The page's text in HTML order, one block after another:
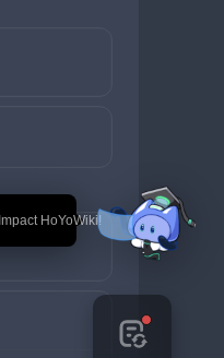
HoYoWiki!